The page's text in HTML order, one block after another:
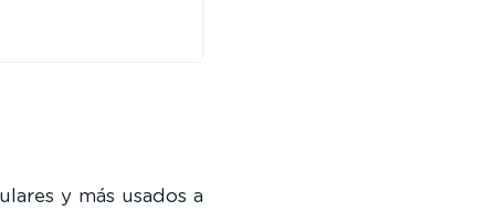
y más usados a